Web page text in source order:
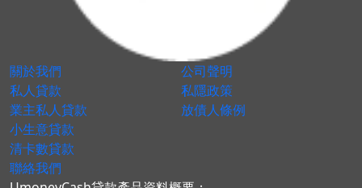
關於我們
私人貸款
業主私人貸款
小生意貸款
清卡數貸款
聯絡我們
公司聲明
私隱政策
放債人條例